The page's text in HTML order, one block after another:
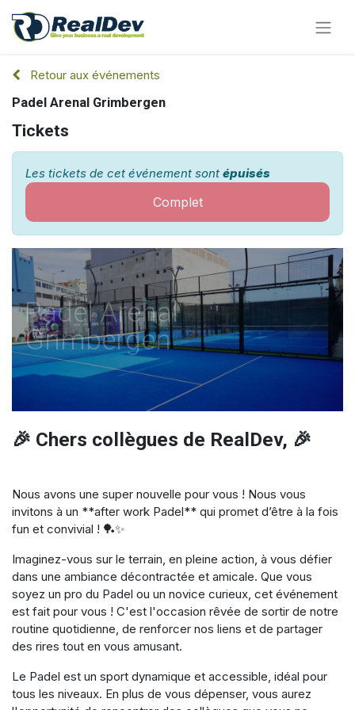
Retour aux événements
Padel Arenal Grimbergen
Tickets
Les tickets de cet événement sont épuisés
Complet
Padel Arenal
Grimbergen
🎉 Chers collègues de RealDev, 🎉
Nous avons une super nouvelle pour vous ! Nous vous
invitons à un **after work Padel** qui promet d’être à la fois
fun et convivial ! 🏓✨
Imaginez-vous sur le terrain, en pleine action, à vous défier
dans une ambiance décontractée et amicale. Que vous
soyez un pro du Padel ou un novice curieux, cet événement
est fait pour vous ! C'est l'occasion rêvée de sortir de notre
routine quotidienne, de renforcer nos liens et de partager
des rires tout en vous amusant.
Le Padel est un sport dynamique et accessible, idéal pour
tous les niveaux. En plus de vous dépenser, vous aurez